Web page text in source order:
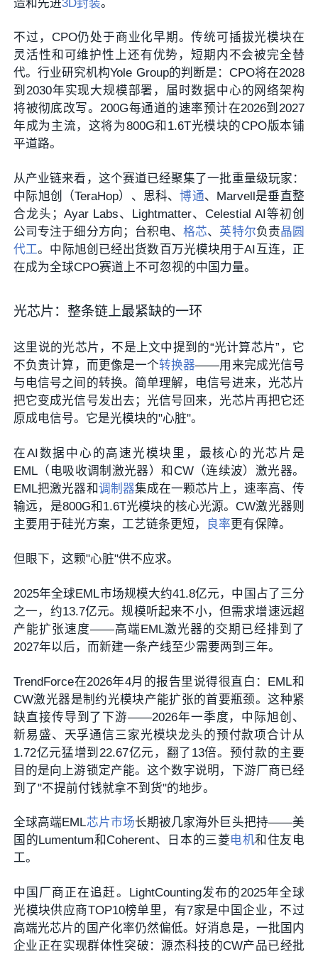
造和先进3D封装。
不过，CPO仍处于商业化早期。传统可插拔光模块在
灵活性和可维护性上还有优势，短期内不会被完全替
代。行业研究机构Yole Group的判断是：CPO将在2028
到2030年实现大规模部署，届时数据中心的网络架构
将被彻底改写。200G每通道的速率预计在2026到2027
年成为主流，这将为800G和1.6T光模块的CPO版本铺
平道路。
从产业链来看，这个赛道已经聚集了一批重量级玩家：
中际旭创（TeraHop）、思科、博通、Marvell是垂直整
合龙头；Ayar Labs、Lightmatter、Celestial AI等初创
公司专注于细分方向；台积电、格芯、 英特尔负责晶圆
代工。中际旭创已经出货数百万光模块用于AI互连，正
在成为全球CPO赛道上不可忽视的中国力量。
光芯片：整条链上最紧缺的一环
这里说的光芯片，不是上文中提到的“光计算芯片”，它
不负责计算，而更像是一个转换器——用来完成光信号
与电信号之间的转换。简单理解，电信号进来，光芯片
把它变成光信号发出去；光信号回来，光芯片再把它还
原成电信号。它是光模块的"心脏"。
在AI数据中心的高速光模块里，最核心的光芯片是
EML（电吸收调制激光器）和CW（连续波）激光器。
EML把激光器和调制器集成在一颗芯片上，速率高、传
输远，是800G和1.6T光模块的核心光源。CW激光器则
主要用于硅光方案，工艺链条更短，
良率更有保障。
但眼下，这颗"心脏"供不应求。
2025年全球EML市场规模大约41.8亿元，中国占了三分
之一，约13.7亿元。规模听起来不小，但需求增速远超
产能扩张速度——高端EML激光器的交期已经排到了
2027年以后，而新建一条产线至少需要两到三年。
TrendForce在2026年4月的报告里说得很直白：EML和
CW激光器是制约光模块产能扩张的首要瓶颈。这种紧
缺直接传导到了下游——2026年一季度，中际旭创、
新易盛、天孚通信三家光模块龙头的预付款项合计从
1.72亿元猛增到22.67亿元，翻了13倍。预付款的主要
目的是向上游锁定产能。这个数字说明，下游厂商已经
到了"不提前付钱就拿不到货"的地步。
全球高端EML芯片市场长期被几家海外巨头把持——美
国的Lumentum和Coherent、日本的三菱电机和住友电
工。
中国厂商正在追赶。LightCounting发布的2025年全球
光模块供应商TOP10榜单里，有7家是中国企业，不过
高端光芯片的国产化率仍然偏低。好消息是，一批国内
企业正在实现群体性突破：源杰科技的CW产品已经批